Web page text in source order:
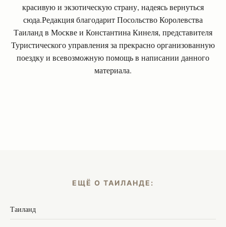
красивую и экзотическую страну, надеясь вернуться
сюда.Редакция благодарит Посольство Королевства
Таиланд в Москве и Константина Кинеля, представителя
Туристического управления за прекрасно организованную
поездку и всевозможную помощь в написании данного
материала.
ЕЩЁ О ТАИЛАНДЕ:
Таиланд